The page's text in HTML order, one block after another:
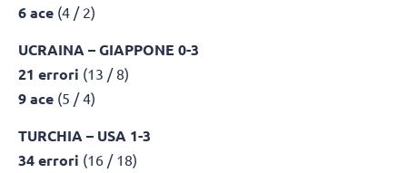
6 ace (4 / 2)
UCRAINA – GIAPPONE 0-3
21 errori (13 / 8)
9 ace (5 / 4)
TURCHIA – USA 1-3
34 errori (16 / 18)